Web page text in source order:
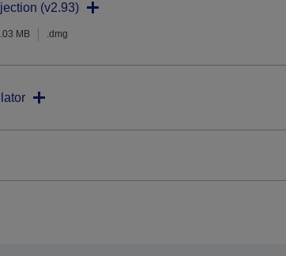
(v2.93)
MB .dmg